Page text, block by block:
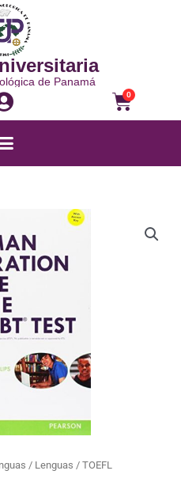
de Panamá
0
Carrito
Menú
/ Lenguas / TOEFL